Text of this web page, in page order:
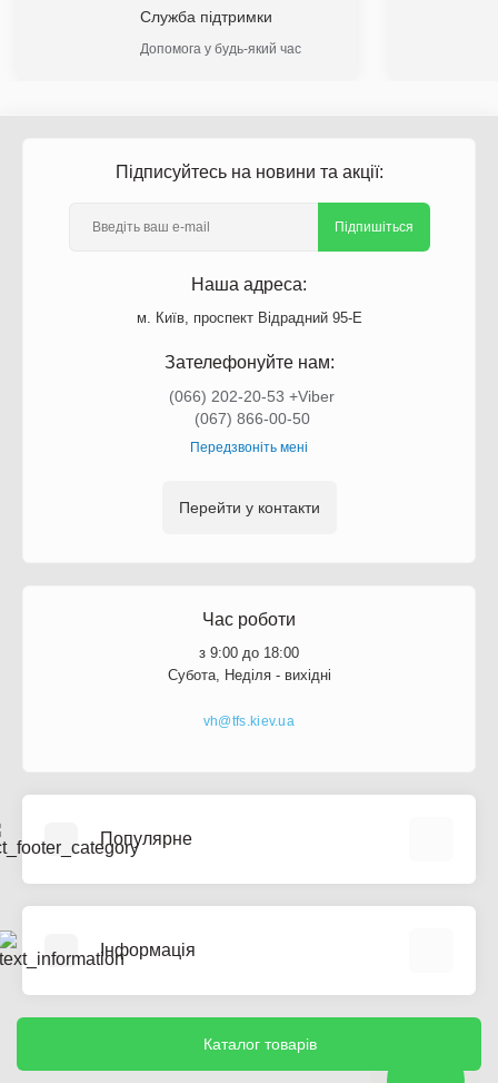
Служба підтримки
Допомога у будь-який час
Підписуйтесь на новини та акції:
Підпишіться
Наша адреса:
м. Київ, проспект Відрадний 95-Е
Зателефонуйте нам:
(066) 202-20-53 +Viber
(067) 866-00-50
Передзвоніть мені
Перейти у контакти
Час роботи
з 9:00 до 18:00
Субота, Неділя - вихідні
vh@tfs.kiev.ua
Популярне
Монтажні коробки
Щити
Інформація
Обмін та Повернення
Каталог товарів